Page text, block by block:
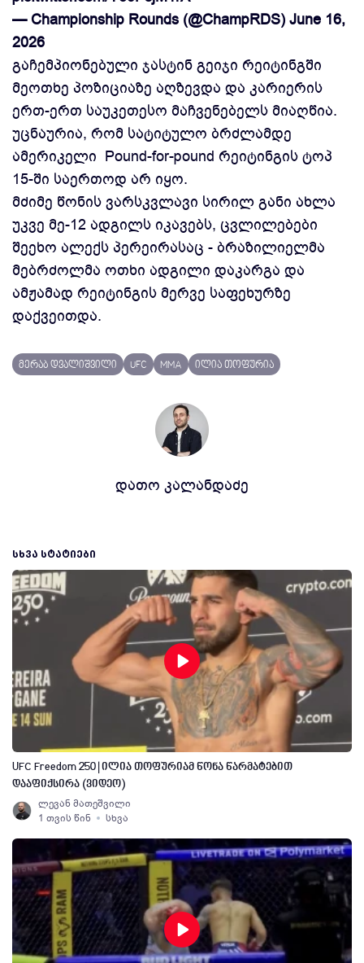
— Championship Rounds (@ChampRDS) June 16,
2026
გაჩემპიონებული ჯასტინ გეიჯი რეიტინგში
მეოთხე პოზიციაზე აღზევდა და კარიერის
ერთ-ერთ საუკეთესო მაჩვენებელს მიაღწია.
უცნაურია, რომ სატიტულო ბრძლამდე
ამერიკელი Pound-for-pound რეიტინგის ტოპ
15-ში საერთოდ არ იყო.
მძიმე წონის ვარსკვლავი სირილ განი ახლა
უკვე მე-12 ადგილს იკავებს, ცვლილებები
შეეხო ალექს პერეირასაც - ბრაზილიელმა
მებრძოლმა ოთხი ადგილი დაკარგა და
ამჟამად რეიტინგის მერვე საფეხურზე
დაქვეითდა.
მერაბ დვალიშვილი UFC MMA ილია თოფურია
დათო კალანდაძე
ᲡᲮᲕᲐ ᲡᲢᲐᲢᲘᲔᲑᲘ
UFC Freedom 250 | ილია თოფურიამ წონა წარმატებით
დააფიქსირა (ვიდეო)
ლევან მათეშვილი
1 თვის წინ
სხვა